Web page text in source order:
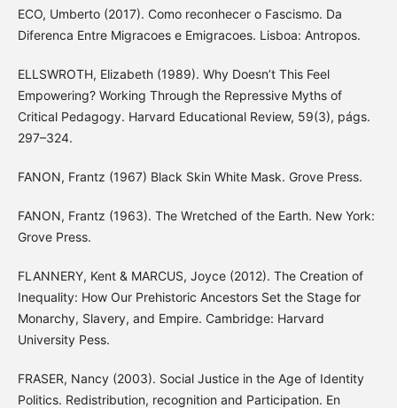
ECO, Umberto (2017). Como reconhecer o Fascismo. Da
Diferenca Entre Migracoes e Emigracoes. Lisboa: Antropos.
ELLSWROTH, Elizabeth (1989). Why Doesn’t This Feel
Empowering? Working Through the Repressive Myths of
Critical Pedagogy. Harvard Educational Review, 59(3), págs.
297–324.
FANON, Frantz (1967) Black Skin White Mask. Grove Press.
FANON, Frantz (1963). The Wretched of the Earth. New York:
Grove Press.
FLANNERY, Kent & MARCUS, Joyce (2012). The Creation of
Inequality: How Our Prehistoric Ancestors Set the Stage for
Monarchy, Slavery, and Empire. Cambridge: Harvard
University Pess.
FRASER, Nancy (2003). Social Justice in the Age of Identity
Politics. Redistribution, recognition and Participation. En